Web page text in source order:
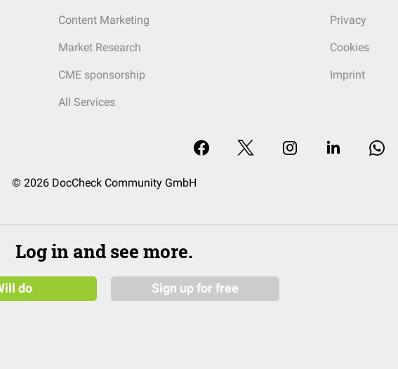
Content Marketing
Market Research
CME sponsorship
All Services
Privacy
Cookies
Imprint
© 2026 DocCheck Community GmbH
Log in and see more.
do Sign up for free